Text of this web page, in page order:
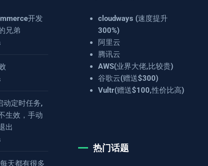
开发
兄弟
动定时任务,
生效，手动
出
天都有很多
cloudways (速度提升
300%)
阿里云
腾讯云
AWS(业界大佬,比较贵)
谷歌云(赠送$300)
Vultr(赠送$100,性价比高)
热门话题